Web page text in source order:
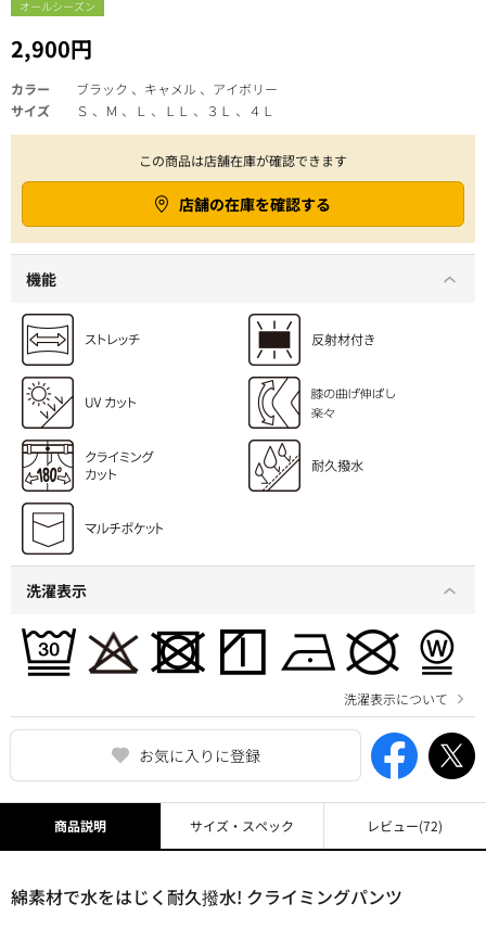
オールシーズン
2,900円
お気に入りに登録
カラー
ブラック 、キャメル 、アイボリー
サイズ
Ｓ 、Ｍ 、Ｌ 、ＬＬ 、３Ｌ 、４Ｌ
この商品は店舗在庫が確認できます
店舗の在庫を確認する
機能
洗濯表示
洗濯表示について
商品説明
綿素材で水をはじく耐久撥水! クライミングパンツ
サイズ・スペック レビュー(72)